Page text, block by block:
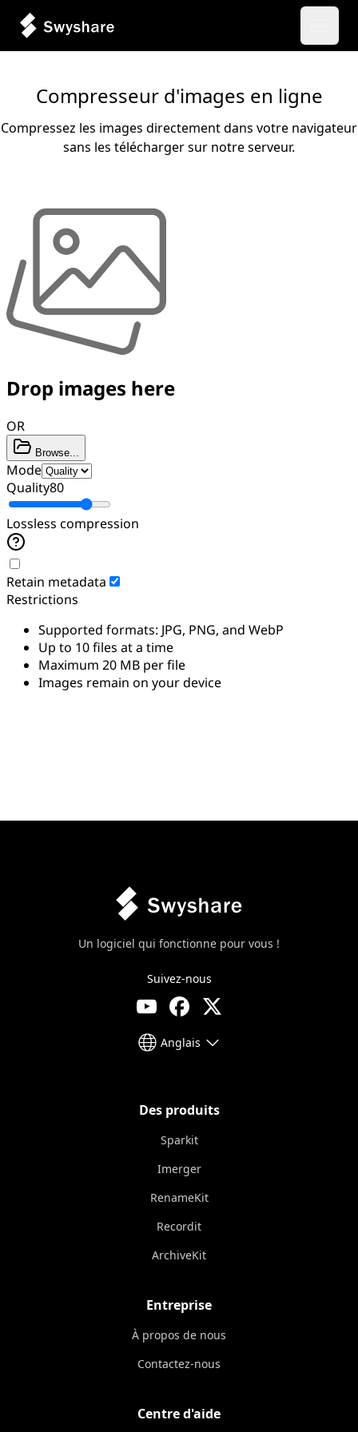
Compresseur d'images en ligne
Compressez les images directement dans votre navigateur
sans les télécharger sur notre serveur.
Un logiciel qui fonctionne pour vous !
Suivez-nous
Anglais
Des produits
Sparkit
Imerger
RenameKit
Recordit
ArchiveKit
Entreprise
À propos de nous
Contactez-nous
Centre d'aide